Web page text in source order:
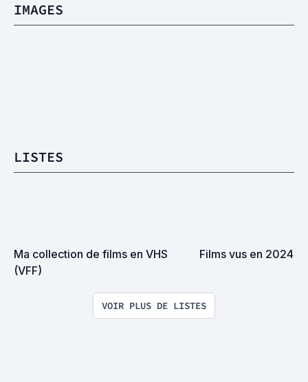
IMAGES
LISTES
Ma collection de films en VHS
(VFF)
Films vus en 2024
VOIR PLUS DE LISTES